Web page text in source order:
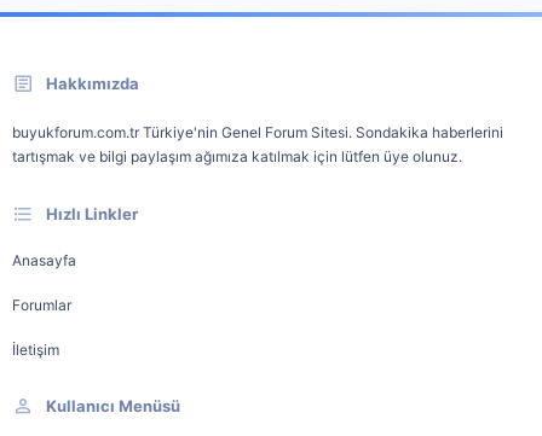
Hakkımızda
buyukforum.com.tr Türkiye'nin Genel Forum Sitesi. Sondakika haberlerini
tartışmak ve bilgi paylaşım ağımıza katılmak için lütfen üye olunuz.
Hızlı Linkler
Anasayfa
Forumlar
İletişim
Kullanıcı Menüsü